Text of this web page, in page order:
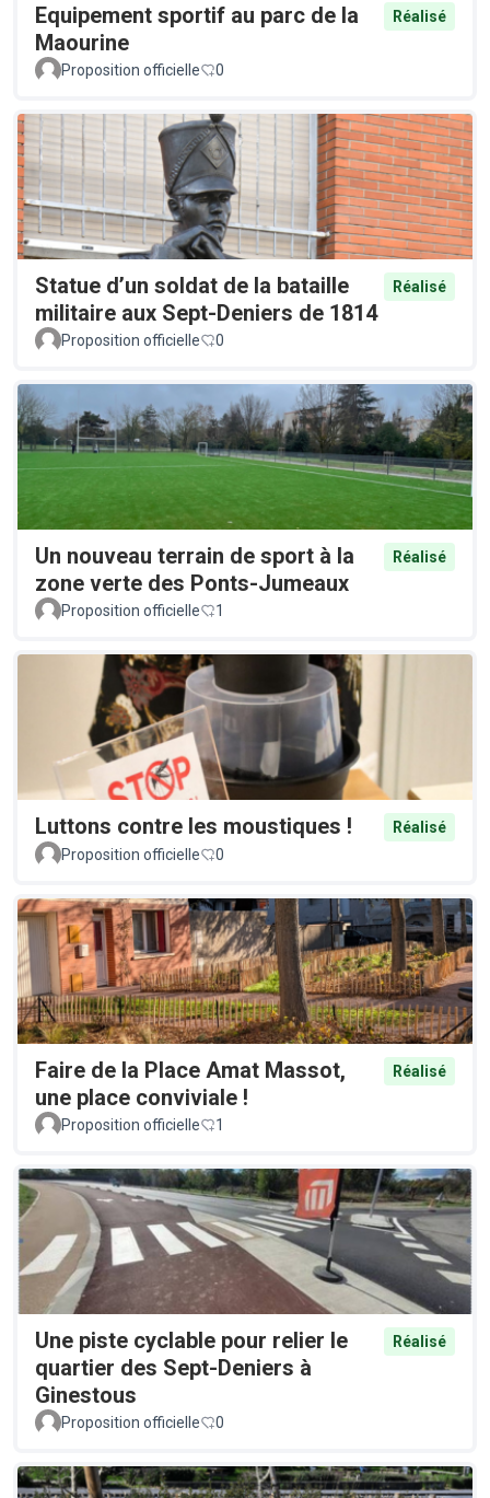
Equipement sportif au parc de la
Maourine
Réalisé
Proposition officielle 0
Statue d’un soldat de la bataille
militaire aux Sept-Deniers de 1814
Réalisé
Proposition officielle 0
Un nouveau terrain de sport à la
zone verte des Ponts-Jumeaux
Réalisé
Proposition officielle 1
Luttons contre les moustiques !
Réalisé
Proposition officielle
0
Faire de la Place Amat Massot,
une place conviviale !
Réalisé
Proposition officielle 1
Une piste cyclable pour relier le
quartier des Sept-Deniers à
Ginestous
Réalisé
Proposition officielle 0